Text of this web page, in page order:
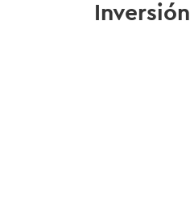
Inversión